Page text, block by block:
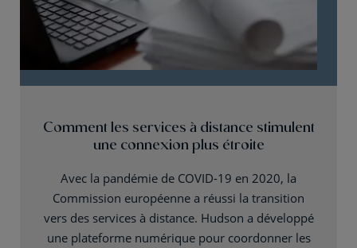
Comment les services à distance stimulent
une connexion plus étroite
Avec la pandémie de COVID-19 en 2020, la
Commission européenne a réussi la transition
vers des services à distance. Hudson a développé
une plateforme numérique pour coordonner les